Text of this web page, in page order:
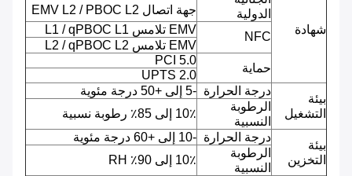
شهادة
الدولية
جهة اتصال EMV L2 / PBOC L2
NFC
EMV تلامس L1 / qPBOC L1
EMV تلامس L2 / qPBOC L2
حماية
PCI 5.0
UPTS 2.0
بيئة
التشغيل
درجة الحرارة -5 إلى +50 درجة مئوية
الرطوبة
النسبية
10٪ إلى 85٪ رطوبة نسبية
بيئة
التخزين
درجة الحرارة -10 إلى +60 درجة مئوية
الرطوبة
النسبية
10٪ إلى 90٪ RH